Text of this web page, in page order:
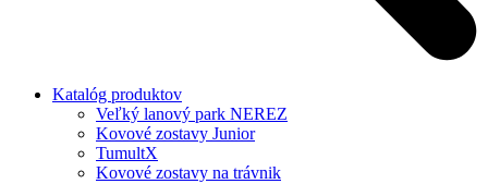
Katalóg produktov
Veľký lanový park NEREZ
Kovové zostavy Junior
TumultX
Kovové zostavy na trávnik